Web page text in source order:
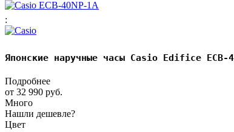
:
Японские наручные часы Casio Edifice ECB-
Подробнее
от 32 990 руб.
Много
Нашли дешевле?
Цвет